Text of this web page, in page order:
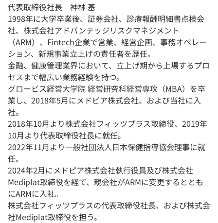
代表取締役社長 神林 基
1998年に大学卒業後、証券会社、診療報酬明細書点検会
社、株式会社アドバンテッジリスクマネジメント
（ARM）、Fintech企業で営業、経営企画、事務オペレー
ション、新規事業立上げの責任者を歴任。
金融、健康管理業界において、立上げ期から上場するプロ
セスまで幅広い業務経験を持つ。
グロービス経営大学院 経営研究科経営専攻（MBA）を卒
業し、2018年5月にメドピア株式会社、および当社に入
社。
2018年10月より株式会社フィッツプラス取締役、2019年
10月より代表取締役社長に就任。
2022年11月より一般社団法人日本保健指導協会理事に就
任。
2024年2月にメドピア株式会社執行役員及び株式会社
Mediplat取締役を経て、親会社がARMに変更するととも
にARMに入社。
株式会社フィッツプラスの代表取締役社長、および株式会
社Mediplat取締役を担う。